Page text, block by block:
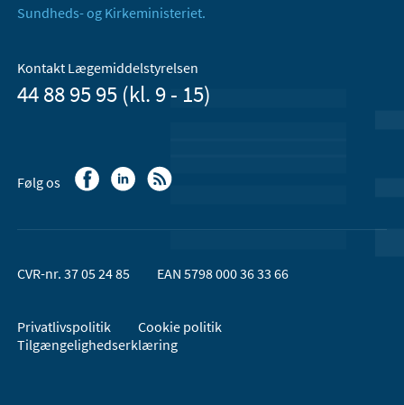
Sundheds- og Kirkeministeriet.
Kontakt Lægemiddelstyrelsen
44 88 95 95 (kl. 9 - 15)
Følg os
CVR-nr. 37 05 24 85 EAN 5798 000 36 33 66
Privatlivspolitik
Cookie politik
Tilgængelighedserklæring